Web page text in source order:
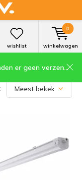
wishlist winkelwagen
0
verzendingen plaats.